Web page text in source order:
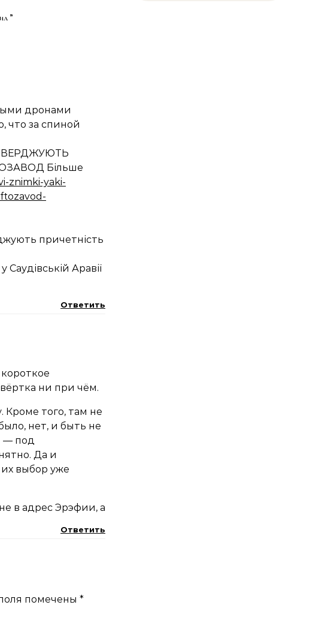
”
дронами
что за спиной
Більше
znimki-yaki-
причетність
Аравії
Ответить
ни при чём.
Кроме того, там не
нет, и быть не
— под
Да и
выбор уже
в адрес Эрэфии, а
Ответить
помечены *